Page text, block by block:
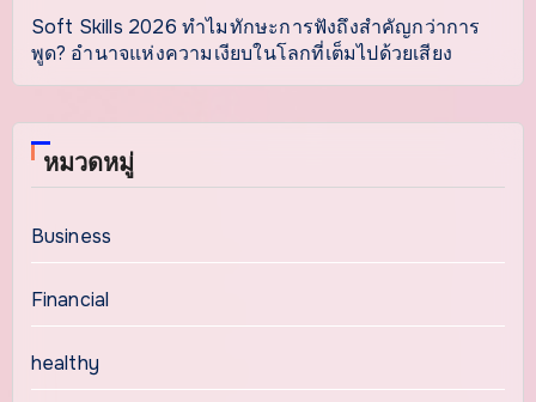
Soft Skills 2026 ทำไมทักษะการฟังถึงสำคัญกว่าการ
พูด? อำนาจแห่งความเงียบในโลกที่เต็มไปด้วยเสียง
หมวดหมู่
Business
Financial
healthy